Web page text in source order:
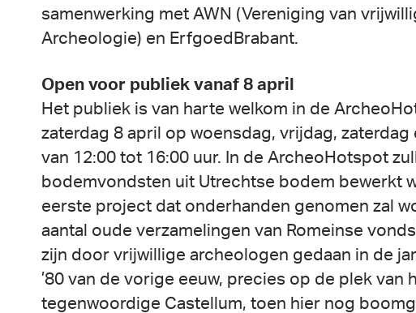
samenwerking met AWN (Vereniging van
Archeologie) en ErfgoedBrabant.
Open voor publiek vanaf 8 april
Het publiek is van harte welkom in de
zaterdag 8 april op woensdag, vrijdag, zaterdag
van 12:00 tot 16:00 uur. In de ArcheoHotspot
bodemvondsten uit Utrechtse bodem bewerkt
eerste project dat onderhanden genomen zal
aantal oude verzamelingen van Romeinse
zijn door vrijwillige archeologen gedaan in de
’80 van de vorige eeuw, precies op de plek van
tegenwoordige Castellum, toen hier nog